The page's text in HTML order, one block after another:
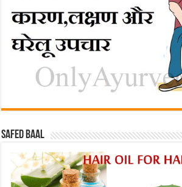
Safed baal